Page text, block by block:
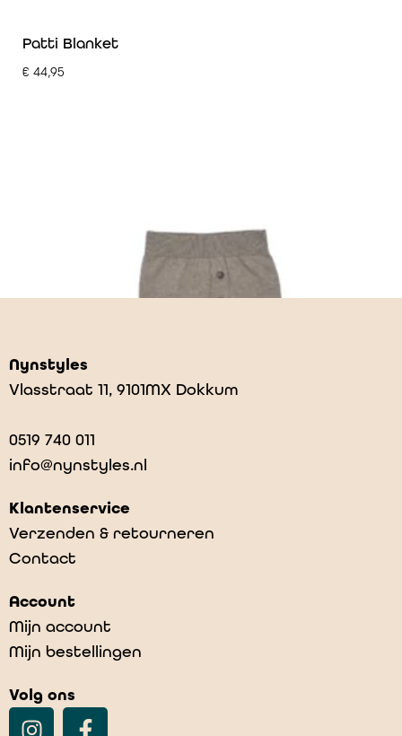
Patti Blanket
€ 44,95
€34,95
Nynstyles
Vlasstraat 11, 9101MX Dokkum
0519 740 011
info@nynstyles.nl
Klantenservice
Verzenden & retourneren
Contact
Account
Mijn account
Mijn bestellingen
Volg ons